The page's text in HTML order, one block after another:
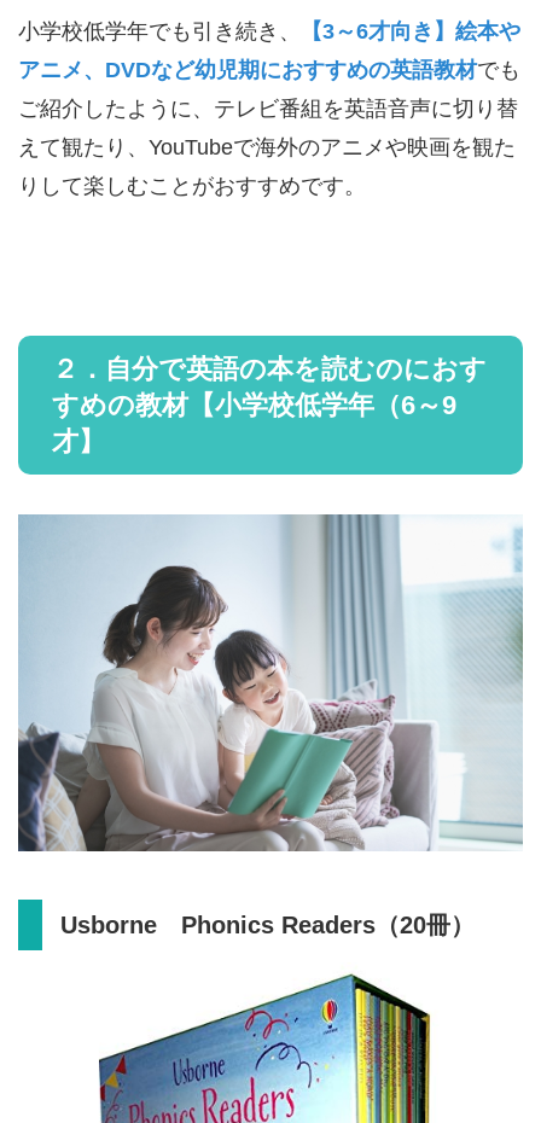
小学校低学年でも引き続き、
【3～6才向き】絵本や
アニメ、DVDなど幼児期におすすめの英語教材でも
ご紹介したように、テレビ番組を英語音声に切り替
えて観たり、YouTubeで海外のアニメや映画を観た
りして楽しむことがおすすめです。
２．自分で英語の本を読むのにおす
すめの教材【小学校低学年（6～9
才】
Usborne Phonics Readers（20冊）